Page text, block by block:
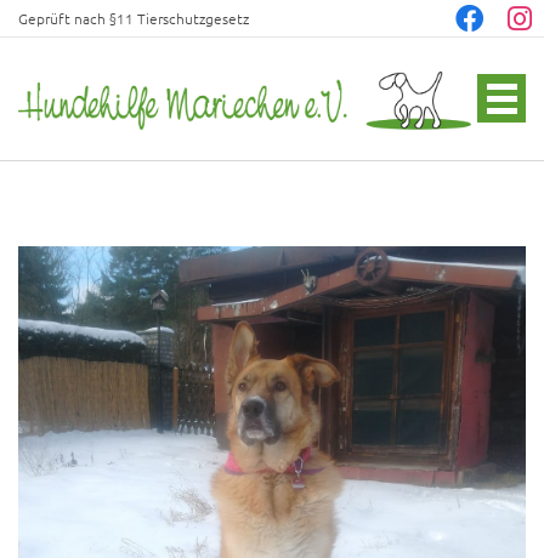
Geprüft nach §11 Tierschutzgesetz